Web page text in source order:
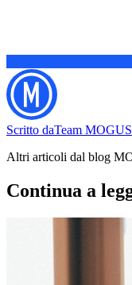
Scritto daTeam MOGU
Altri articoli dal blog
Continua a